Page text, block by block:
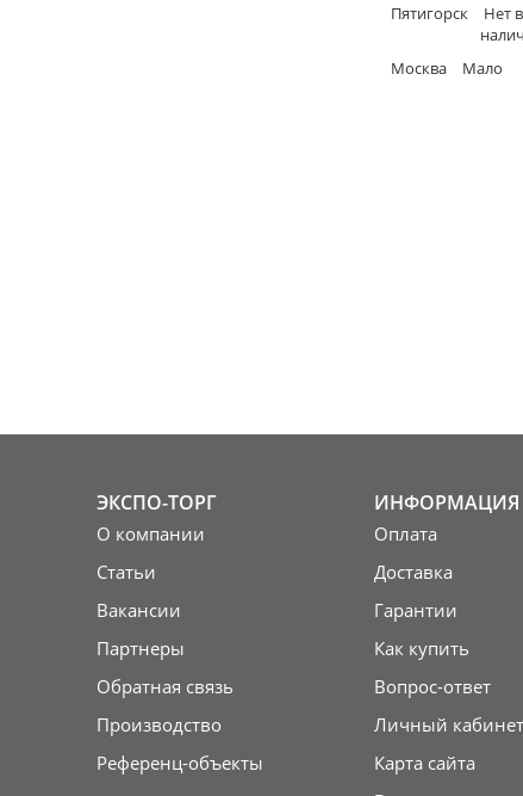
Пятигорск
Нет в
Москва
Мало
ЭКСПО-ТОРГ
О компании
Статьи
Вакансии
Партнеры
Обратная связь
Производство
Референц-объекты
ИНФОРМАЦИЯ
Оплата
Доставка
Гарантии
Как купить
Вопрос-ответ
Личный кабинет
Карта сайта